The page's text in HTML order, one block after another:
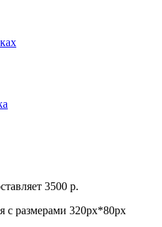
3500 р.
с размерами 320px*80px